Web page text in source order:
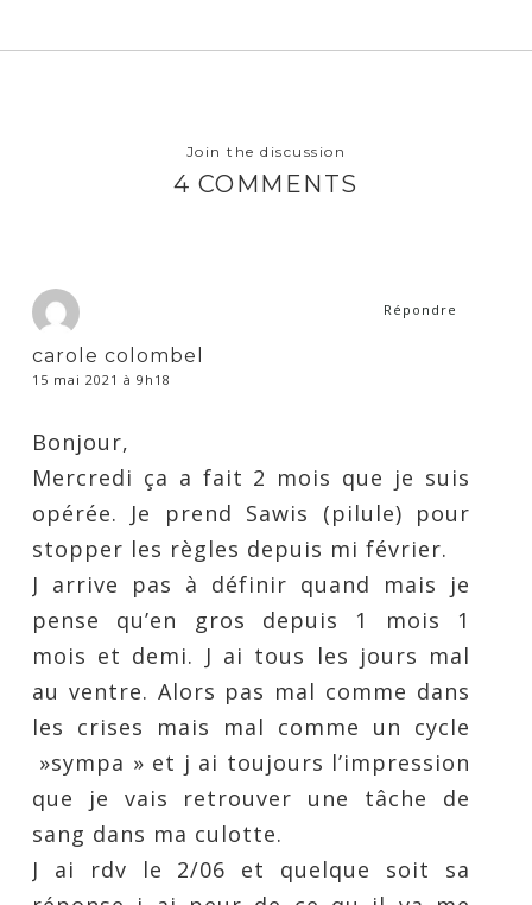
Join the discussion
4 COMMENTS
carole colombel
15 mai 2021 à 9h18
Bonjour,
Mercredi ça a fait 2 mois que je suis
opérée. Je prend Sawis (pilule) pour
stopper les règles depuis mi février.
J arrive pas à définir quand mais je
pense qu’en gros depuis 1 mois 1
mois et demi. J ai tous les jours mal
au ventre. Alors pas mal comme dans
les crises mais mal comme un cycle
»sympa » et j ai toujours l’impression
que je vais retrouver une tâche de
sang dans ma culotte.
J ai rdv le 2/06 et quelque soit sa
Répondre